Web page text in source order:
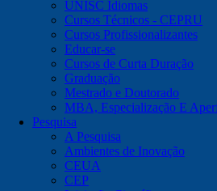
UNISC Idiomas
Cursos Técnicos - CEPRU
Cursos Profissionalizantes
Educar-se
Cursos de Curta Duração
Graduação
Mestrado e Doutorado
MBA, Especialização E
Pesquisa
A Pesquisa
Ambientes de Inovação
CEUA
CEP